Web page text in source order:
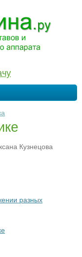
Кузнецова
разных